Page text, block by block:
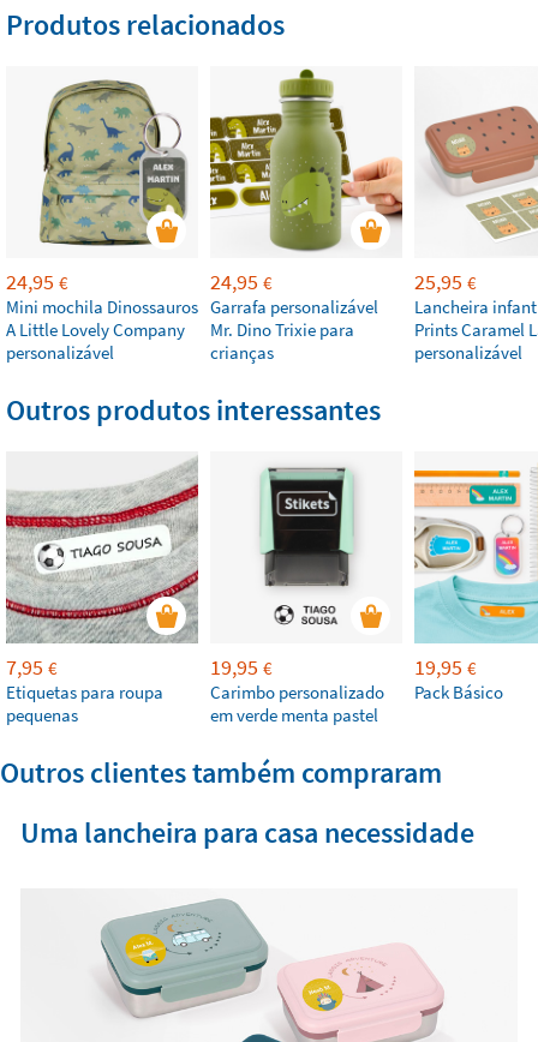
Produtos relacionados
24,95 €
Mini mochila Dinossauros
A Little Lovely Company
personalizável
24,95 €
Garrafa personalizável
Mr. Dino Trixie para
crianças
25,95 €
Lancheira
Prints Caramel
personalizável
Outros produtos interessantes
7,95 €
Etiquetas para roupa
pequenas
19,95 €
Carimbo personalizado
em verde menta pastel
19,95 €
Pack Básico
Outros clientes também compraram
Uma lancheira para casa necessidade